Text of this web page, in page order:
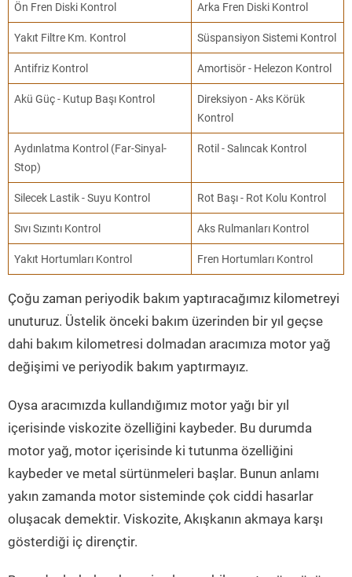
Ön Fren Diski Kontrol Arka Fren Diski Kontrol
Yakıt Filtre Km. Kontrol Süspansiyon Sistemi Kontrol
Antifriz Kontrol Amortisör - Helezon Kontrol
Akü Güç - Kutup Başı Kontrol
Direksiyon - Aks Körük
Kontrol
Aydınlatma Kontrol (Far-Sinyal-
Stop)
Rotil - Salıncak Kontrol
Silecek Lastik - Suyu Kontrol Rot Başı - Rot Kolu Kontrol
Sıvı Sızıntı Kontrol Aks Rulmanları Kontrol
Yakıt Hortumları Kontrol Fren Hortumları Kontrol
Çoğu zaman periyodik bakım yaptıracağımız kilometreyi
unuturuz. Üstelik önceki bakım üzerinden bir yıl geçse
dahi bakım kilometresi dolmadan aracımıza motor yağ
değişimi ve periyodik bakım yaptırmayız.
Oysa aracımızda kullandığımız motor yağı bir yıl
içerisinde viskozite özelliğini kaybeder. Bu durumda
motor yağ, motor içerisinde ki tutunma özelliğini
kaybeder ve metal sürtünmeleri başlar. Bunun anlamı
yakın zamanda motor sisteminde çok ciddi hasarlar
oluşacak demektir. Viskozite, Akışkanın akmaya karşı
gösterdiği iç dirençtir.